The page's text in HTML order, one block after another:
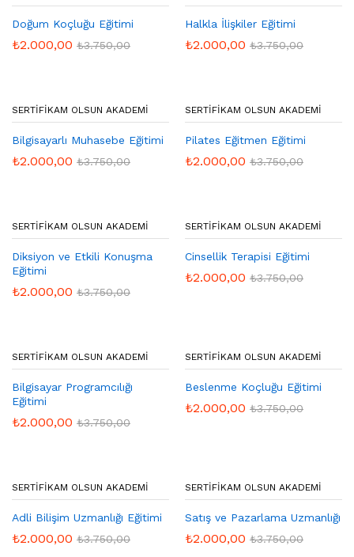
Doğum Koçluğu Eğitimi
₺2.000,00 ₺3.750,00
Halkla İlişkiler Eğitimi
₺2.000,00 ₺3.750,00
SERTIFIKAM OLSUN AKADEMI
Bilgisayarlı Muhasebe Eğitimi
₺2.000,00 ₺3.750,00
SERTIFIKAM OLSUN AKADEMI
Pilates Eğitmen Eğitimi
₺2.000,00 ₺3.750,00
SERTIFIKAM OLSUN AKADEMI
Diksiyon ve Etkili Konuşma
Eğitimi
₺2.000,00 ₺3.750,00
SERTIFIKAM OLSUN AKADEMI
Cinsellik Terapisi Eğitimi
₺2.000,00 ₺3.750,00
SERTIFIKAM OLSUN AKADEMI
Bilgisayar Programcılığı
Eğitimi
₺2.000,00 ₺3.750,00
SERTIFIKAM OLSUN AKADEMI
Beslenme Koçluğu Eğitimi
₺2.000,00 ₺3.750,00
SERTIFIKAM OLSUN AKADEMI
Adli Bilişim Uzmanlığı Eğitimi
₺2.000,00 ₺3.750,00
SERTIFIKAM OLSUN AKADEMI
Satış ve Pazarlama Uzmanlığı
₺2.000,00 ₺3.750,00